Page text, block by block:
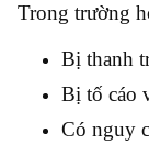
Trong trường
Bị thanh
Bị tố cáo
Có nguy